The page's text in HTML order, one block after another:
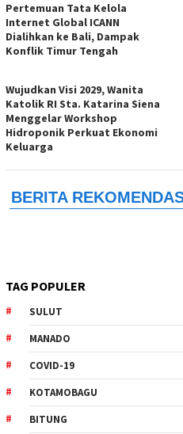
Pertemuan Tata Kelola
Internet Global ICANN
Dialihkan ke Bali, Dampak
Konflik Timur Tengah
Wujudkan Visi 2029, Wanita
Katolik RI Sta. Katarina Siena
Menggelar Workshop
Hidroponik Perkuat Ekonomi
Keluarga
TAG POPULER
SULUT
MANADO
COVID-19
KOTAMOBAGU
BITUNG